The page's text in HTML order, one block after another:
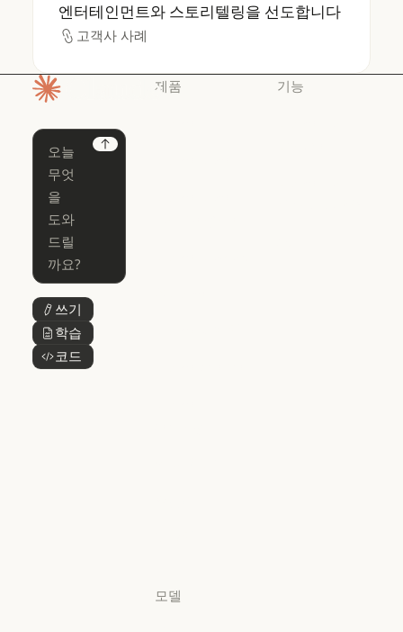
엔터테인먼트와 스토리텔링을 선도합니다
고객사 사례
고객사 사례
Next
쓰기
버튼 텍스트
학습
버튼 텍스트
코드
버튼 텍스트
제품 기능
모델